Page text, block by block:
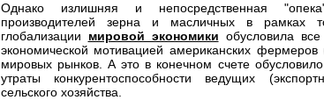
Однако излишняя и непосредственная
производителей зерна и масличных в рамках
глобализации мировой экономики обусловила
экономической мотивацией американских
мировых рынков. А это в конечном счете
утраты конкурентоспособности ведущих
сельского хозяйства.